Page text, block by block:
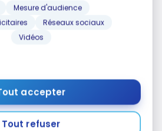
Mesure d'audience
Réseaux sociaux
Vidéos
accepter
Tout refuser